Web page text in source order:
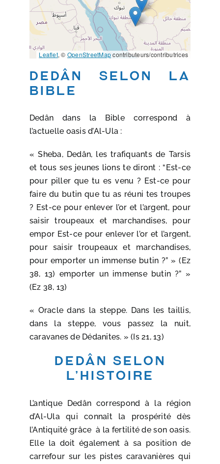
Leaflet, © OpenStreetMapcontributeurs/contributrices
DEDÂN selon la
bible
Dedân dans la Bible correspond à
l’actuelle oasis d’Al-Ula :
« Sheba, Dedân, les trafiquants de Tarsis
et tous ses jeunes lions te diront : “Est-ce
pour piller que tu es venu ? Est-ce pour
faire du butin que tu as réuni tes troupes
? Est-ce pour enlever l’or et l’argent, pour
saisir troupeaux et marchandises, pour
empor Est-ce pour enlever l’or et l’argent,
pour saisir troupeaux et marchandises,
pour emporter un immense butin ?” » (Ez
38, 13) emporter un immense butin ?” »
(Ez 38, 13)
« Oracle dans la steppe. Dans les taillis,
dans la steppe, vous passez la nuit,
caravanes de Dédanites. » (Is 21, 13)
DEDÂN selon
l’histoire
L’antique Dedân correspond à la région
d’Al-Ula qui connaît la prospérité dès
l’Antiquité grâce à la fertilité de son oasis.
Elle la doit également à sa position de
carrefour sur les pistes caravanières qui